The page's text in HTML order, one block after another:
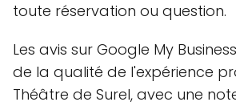
toute réservation ou question.
Les avis sur Google My
de la qualité de l'expérience
Théâtre de Surel, avec une